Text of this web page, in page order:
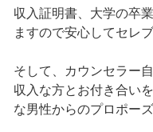
収入証明書、大学の卒
ますので安心してセレ
そして、カウンセラー
収入な方とお付き合い
な男性からのプロポー